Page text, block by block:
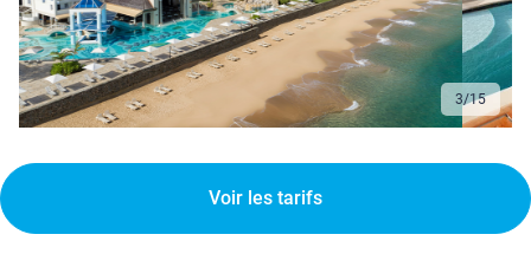
3/15
Voir les tarifs